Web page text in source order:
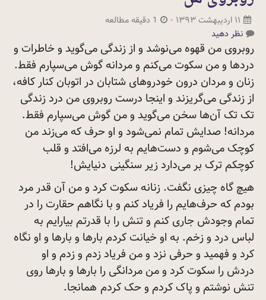
۱۱ اردیبهشت ۱۳۹۳ -
1 دقیقه مطالعه
نظر دهید
روبروی من قهوه می‌نوشد و از زندگی می‌گوید و خاطرات و
دردها و من سکوت می‌کنم و مردانه گوش می‌سپارم فقط.
زنان و مردان درون خودروهای شتابان در اتوبان کنار کافه،
از زندگی می‌گریزند و اینجا درست روبروی من درد زندگی
تک تک آن‌ها سخن می‌گوید و من گوش می‌سپارم فقط.
مردانه! صدایش تمام نمی‌شود و او حرف که می‌زند من
کوچک‌ می‌شوم و دست‌هایم به لرزه می‌افتد و قلب
کوچکم ترک بر می‌دارد زیر سنگینی دنیایش!
هیچ گاه چیزی نگفت. زنانه سکوت کرد و من آن قدر مرد
بودم که حرف‌هایم را فریاد کنم و با نگاهم حقارت را در
تمام وجودش جاری کنم و تنش را با قدرتم بیارایم به
لباس درد و زخم. به او خیانت کردم بارها و بارها و او نگاه
کرد و فهمید و حرفی نزد و من فریاد زدم و زدم و او
دردش را سکوت کرد و من مردانگی را بارها و بارها روی
تنش نوشتم و پاک کردم و حک کردم همانجا.